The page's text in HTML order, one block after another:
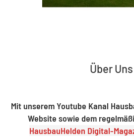
Über Uns
Mit unserem Youtube Kanal
Website sowie dem
HausbauHelden Digital-